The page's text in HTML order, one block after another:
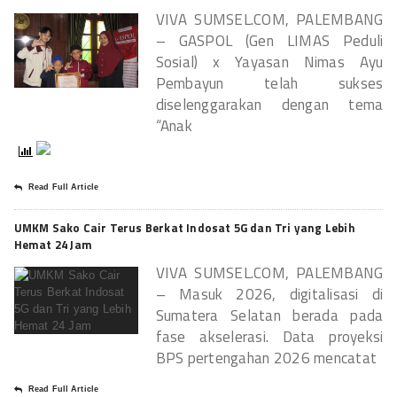
VIVA SUMSEL.COM, PALEMBANG
– GASPOL (Gen LIMAS Peduli
Sosial) x Yayasan Nimas Ayu
Pembayun telah sukses
diselenggarakan dengan tema
“Anak
Read Full Article
UMKM Sako Cair Terus Berkat Indosat 5G dan Tri yang Lebih
Hemat 24 Jam
VIVA SUMSEL.COM, PALEMBANG
– Masuk 2026, digitalisasi di
Sumatera Selatan berada pada
fase akselerasi. Data proyeksi
BPS pertengahan 2026 mencatat
Read Full Article